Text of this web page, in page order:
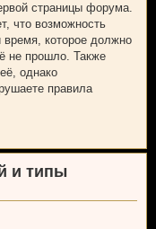
страницы форума.
что возможность
которое должно
не прошло. Также
однако
правила
и типы